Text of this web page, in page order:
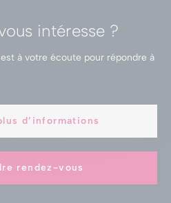
intéresse ?
à votre écoute pour répondre à
d’informations
rendez-vous